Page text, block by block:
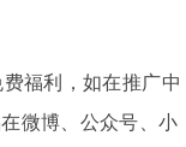
福利，如在推广中
微博、公众号、小